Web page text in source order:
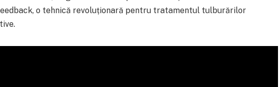
o tehnică revoluționară pentru tratamentul tulburărilor